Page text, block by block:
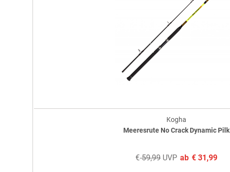
Kogha
Meeresrute No Crack Dynamic Pilk
€59,99 UVP ab € 31,99